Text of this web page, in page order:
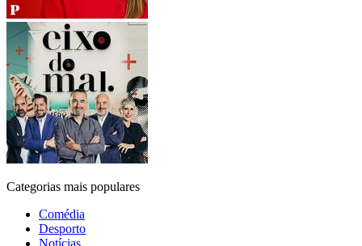
Categorias mais populares
Comédia
Desporto
Notícias